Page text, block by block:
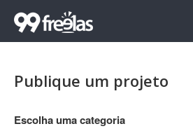
Publique um projeto
Escolha uma categoria